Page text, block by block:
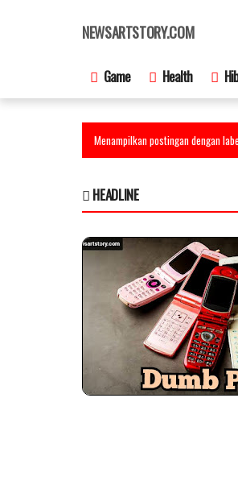
NEWSARTSTORY.COM
Game Health
Menampilkan postingan dengan
HEADLINE